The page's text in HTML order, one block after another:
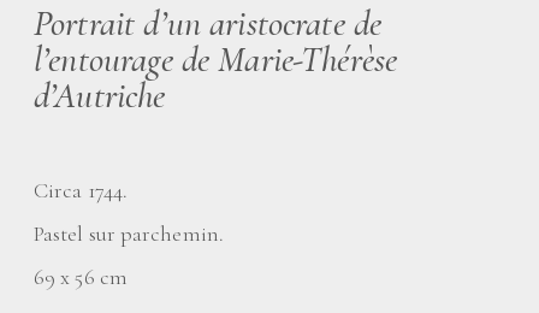
Portrait d’un aristocrate de
l’entourage de Marie-Thérèse
d’Autriche
Circa 1744.
Pastel sur parchemin.
69 x 56 cm